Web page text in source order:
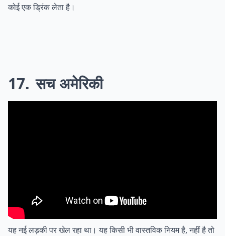
कोई एक ड्रिंक लेता है।
17 सच अमेरिकी
यह नई लड़की पर खेल रहा था। यह किसी भी वास्तविक नियम है, नहीं है तो